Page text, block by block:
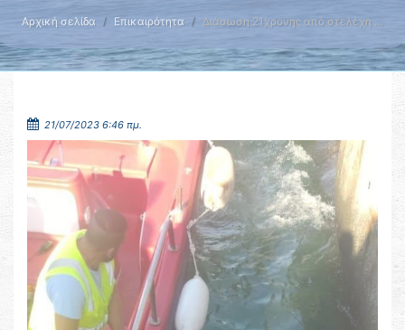
Αρχική σελίδα Επικαιρότητα Διάσωση 21χρονης από στελέχη …
21/07/2023 6:46 πμ.